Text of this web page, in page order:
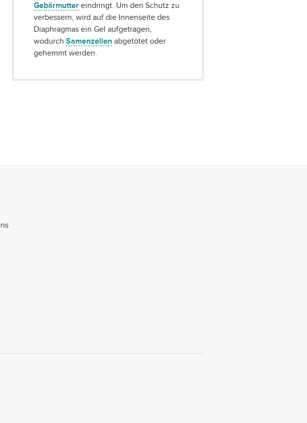
Gebärmutter eindringt. Um den Schutz zu
verbessern, wird auf die Innenseite des
Diaphragmas ein Gel aufgetragen,
wodurchSamenzellen abgetötet oder
gehemmt werden.